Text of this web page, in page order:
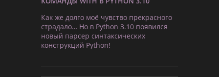
Как же долго моё чувство прекрасного
страдало… Но в Python 3.10 появился
новый парсер синтаксических
конструкций Python!